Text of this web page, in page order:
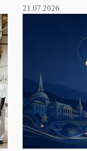
21.07.2026.